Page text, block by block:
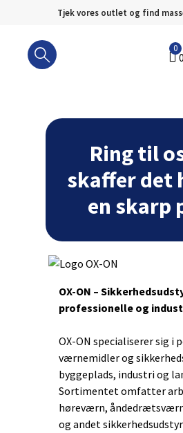
Tjek vores outlet og find
indhold
0
0
Ring til
skaffer det
en skarp
OX-ON –
professionelle og
OX-ON specialiserer sig i
værnemidler og
byggeplads, industri og
Sortimentet omfatter
høreværn,
og andet